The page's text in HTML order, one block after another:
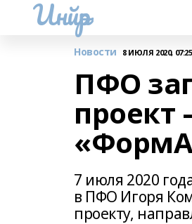
Инйәр
Новости 8 ИЮЛЯ 2020, 07:25
ПФО
проект
7 июля 2020
в ПФО Игоря
проекту,